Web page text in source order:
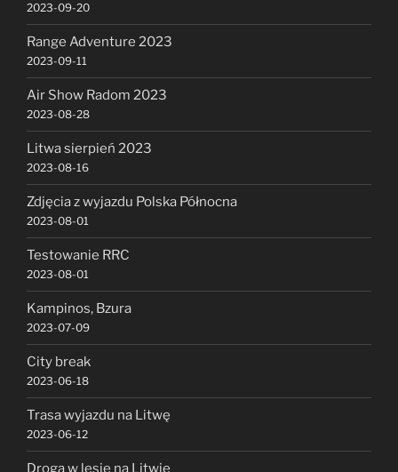
2023-09-20
Range Adventure 2023
2023-09-11
Air Show Radom 2023
2023-08-28
Litwa sierpień 2023
2023-08-16
Zdjęcia z wyjazdu Polska Północna
2023-08-01
Testowanie RRC
2023-08-01
Kampinos, Bzura
2023-07-09
City break
2023-06-18
Trasa wyjazdu na Litwę
2023-06-12
Droga w lesie na Litwie